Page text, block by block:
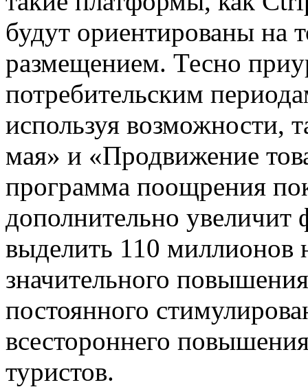
будут ориентированы на
размещением. Тесно
потребительским
используя возможности,
мая» и «Продвижение
программа поощрения
дополнительно увеличит
выделить 110
значительного
постоянного
всестороннего
туристов.